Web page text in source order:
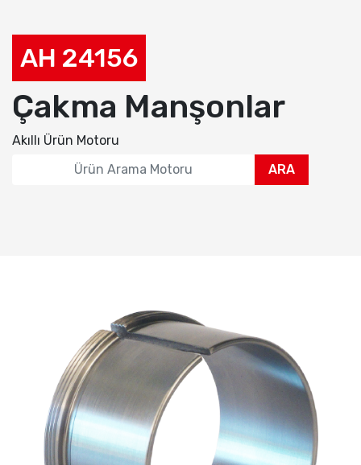
AH 24156
Çakma Manşonlar
Akıllı Ürün Motoru
ARA